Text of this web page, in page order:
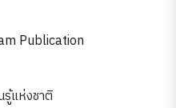
Publication
แห่งชาติ